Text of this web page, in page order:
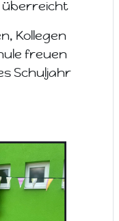
Kollegen
freuen
Schuljahr